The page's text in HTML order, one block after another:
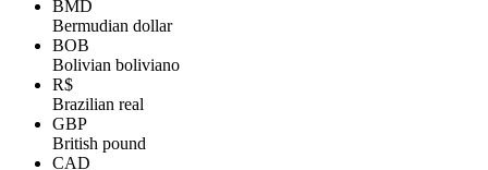
BMD
Bermudian dollar
BOB
Bolivian boliviano
R$
Brazilian real
GBP
British pound
CAD